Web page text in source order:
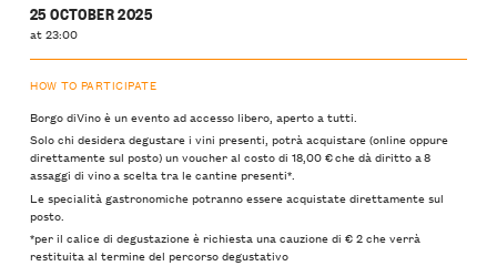
25 OCTOBER 2025
at 23:00
HOW TO PARTICIPATE
Borgo diVino è un evento ad accesso libero, aperto a tutti.
Solo chi desidera degustare i vini presenti, potrà acquistare (online oppure
direttamente sul posto) un voucher al costo di 18,00 € che dà diritto a 8
assaggi di vino a scelta tra le cantine presenti*.
Le specialità gastronomiche potranno essere acquistate direttamente sul
posto.
*per il calice di degustazione è richiesta una cauzione di € 2 che verrà
restituita al termine del percorso degustativo